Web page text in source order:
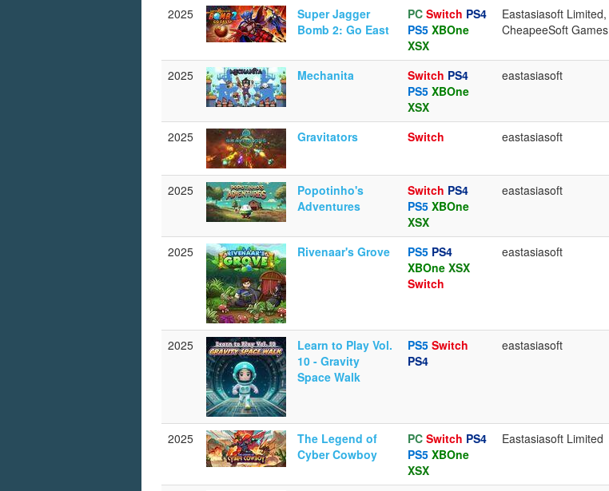
2025
Super Jagger
Bomb 2: Go East
PC Switch PS4
PS5 XBOne
XSX
Eastasiasoft Limited,
CheapeeSoft Games
2025 Mechanita Switch PS4
PS5 XBOne
XSX
eastasiasoft
2025 Gravitators Switch eastasiasoft
2025
Popotinho's
Adventures
Switch PS4
PS5 XBOne
XSX
eastasiasoft
2025 Rivenaar's Grove PS5 PS4
XBOne XSX
Switch
eastasiasoft
2025
Learn to Play Vol.
10 - Gravity
Space Walk
PS5 Switch
PS4
eastasiasoft
2025
The Legend of
Cyber Cowboy
PC Switch PS4
PS5 XBOne
XSX
Eastasiasoft Limited